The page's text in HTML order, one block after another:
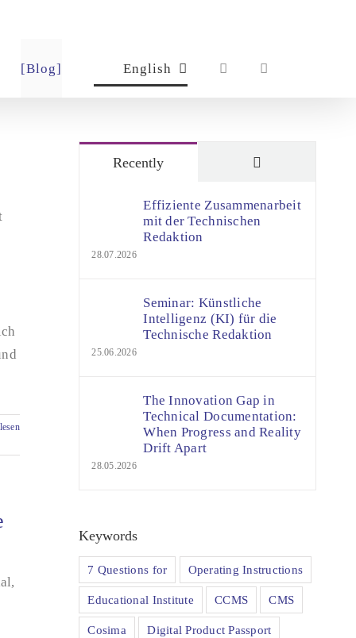
[Blog] English
Recently
Effiziente Zusammenarbeit
mit der Technischen
Redaktion
28.07.2026
Seminar: Künstliche
Intelligenz (KI) für die
Technische Redaktion
25.06.2026
The Innovation Gap in
Technical Documentation:
When Progress and Reality
Drift Apart
28.05.2026
Keywords
7 Questions for Operating Instructions
Educational Institute CCMS CMS
Cosima Digital Product Passport